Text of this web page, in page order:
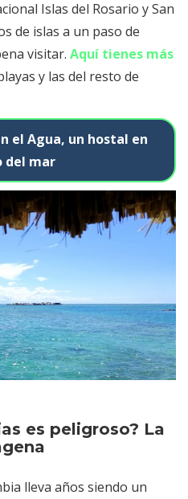
Islas del Rosario y San
de islas a un paso de
visitar. Aquí tienes más
y las del resto de
el Agua, un hostal en
del mar
es peligroso? La
lleva años siendo un